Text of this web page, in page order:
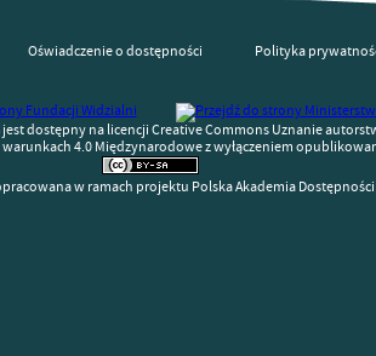
Oświadczenie o dostępności Polityka
jest dostępny na licencji Creative Commons Uznanie
warunkach 4.0 Międzynarodowe z wyłączeniem
w ramach projektu Polska Akademia